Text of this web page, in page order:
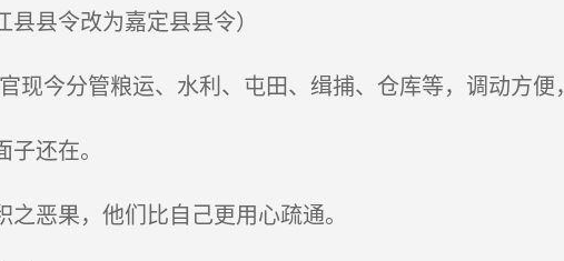
县令改为嘉定县县令）
现今分管粮运、水利、屯田、缉捕、仓库等，调动方便
还在。
恶果，他们比自己更用心疏通。